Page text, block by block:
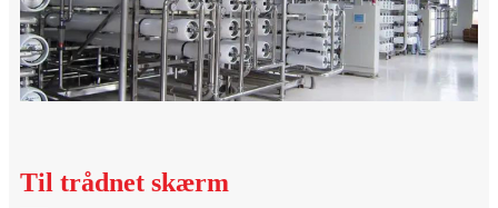
Til trådnet skærm